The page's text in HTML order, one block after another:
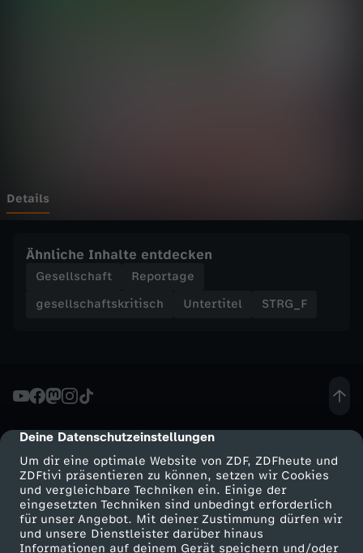
cmp-dialog-description
Deine Datenschutzeinstellungen
Um dir eine optimale Website von ZDF, ZDFheute und
ZDFtivi präsentieren zu können, setzen wir Cookies
und vergleichbare Techniken ein. Einige der
eingesetzten Techniken sind unbedingt erforderlich
für unser Angebot. Mit deiner Zustimmung dürfen wir
und unsere Dienstleister darüber hinaus
Informationen auf deinem Gerät speichern und/oder
n
K
r
t
e
s
t
Details
Ähnliche Inhalte entdecken
Gesellschaft
Reportage
gesellschaftskritisch
Untertitel STRG_F
Mehr ZDF Service